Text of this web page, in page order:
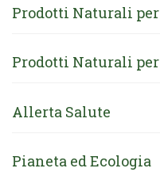
Prodotti Naturali
Prodotti Naturali per
Allerta Salute
Pianeta ed Ecologia